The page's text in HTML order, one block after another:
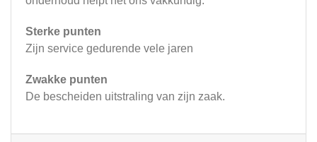
Sterke punten
Zijn service gedurende vele jaren
Zwakke punten
De bescheiden uitstraling van zijn zaak.